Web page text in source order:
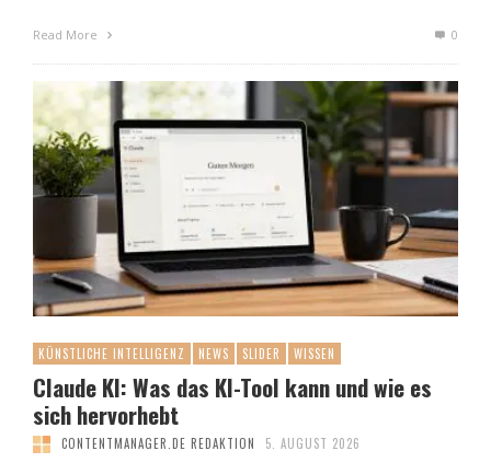
Read More 0
KÜNSTLICHE INTELLIGENZ NEWS SLIDER WISSEN
Claude KI: Was das KI-Tool kann und wie es
sich hervorhebt
CONTENTMANAGER.DE REDAKTION 5. AUGUST 2026